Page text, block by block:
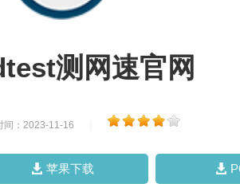
测网速官网
间：2023-11-16
苹果下载